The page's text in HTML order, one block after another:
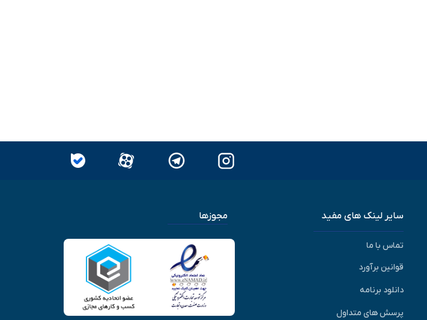
سایر لینک های مفید
تماس با ما
قوانین برآورد
دانلود برنامه
پرسش های متداول
مجوزها